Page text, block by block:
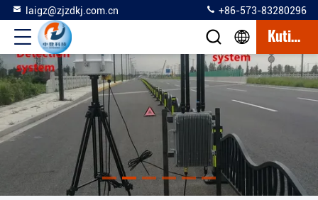
laigz@zjzdkj.com.cn +86-573-83280296
Kutipan